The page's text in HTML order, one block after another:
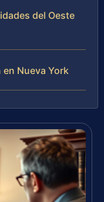
del Oeste
Nueva York